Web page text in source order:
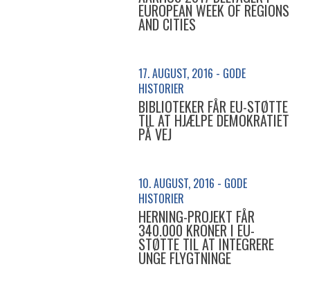
EUROPEAN WEEK OF REGIONS
AND CITIES
17. AUGUST, 2016 - GODE
HISTORIER
BIBLIOTEKER FÅR EU-STØTTE
TIL AT HJÆLPE DEMOKRATIET
PÅ VEJ
10. AUGUST, 2016 - GODE
HISTORIER
HERNING-PROJEKT FÅR
340.000 KRONER I EU-
STØTTE TIL AT INTEGRERE
UNGE FLYGTNINGE